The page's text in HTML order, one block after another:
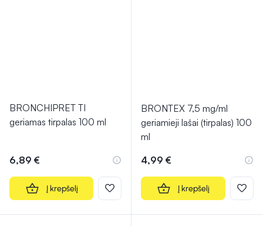
BRONCHIPRET TI
geriamas tirpalas 100 ml
6,89 €
Į krepšelį
BRONTEX 7,5 mg/ml
geriamieji lašai (tirpalas) 100
ml
4,99 €
Į krepšelį